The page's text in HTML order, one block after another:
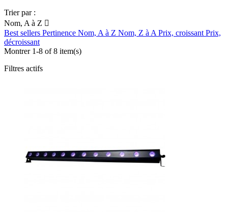
Trier par :
Nom, A à Z 
Best sellers Pertinence Nom, A à Z Nom, Z à A Prix, croissant Prix,
décroissant
Montrer 1-8 of 8 item(s)
Filtres actifs